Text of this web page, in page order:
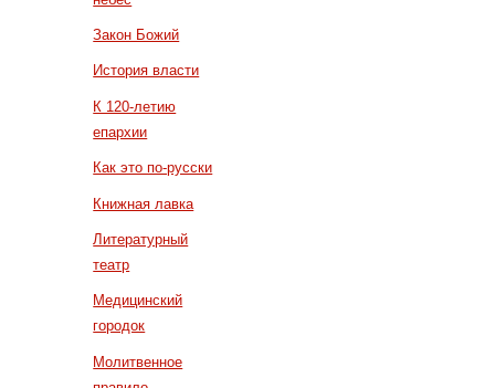
Закон Божий
История власти
К 120-летию
епархии
Как это по-русски
Книжная лавка
Литературный
театр
Медицинский
городок
Молитвенное